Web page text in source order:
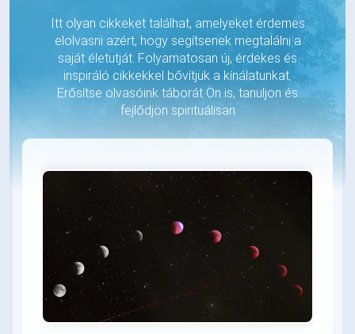
Itt olyan cikkeket találhat, amelyeket érdemes
elolvasni azért, hogy segítsenek megtalálni a
saját életutját. Folyamatosan új, érdekes és
inspiráló cikkekkel bővítjük a kínálatunkat.
Erősítse olvasóink táborát Ön is, tanuljon és
fejlődjön spirituálisan